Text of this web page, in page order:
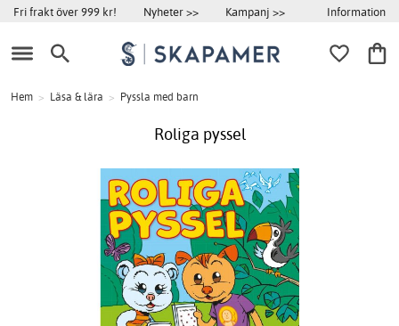
Fri frakt över 999 kr! Nyheter >> Kampanj >> Information
Hem > Läsa & lära > Pyssla med barn
Roliga pyssel